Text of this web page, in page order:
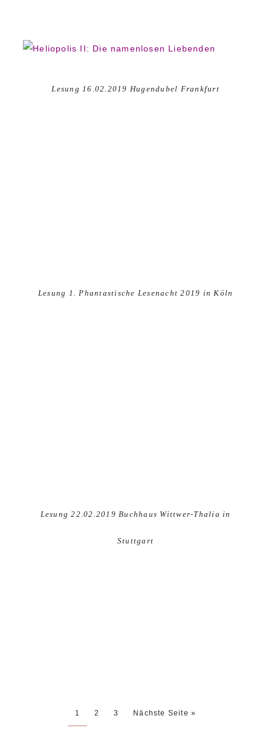
Lesung 16.02.2019 Hugendubel Frankfurt
Lesung 1. Phantastische Lesenacht 2019 in Köln
Lesung 22.02.2019 Buchhaus Wittwer-Thalia in
Stuttgart
1 2 3 Nächste Seite »